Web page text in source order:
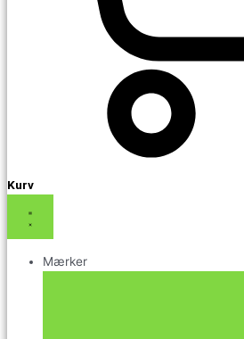
Kurv
Mærker